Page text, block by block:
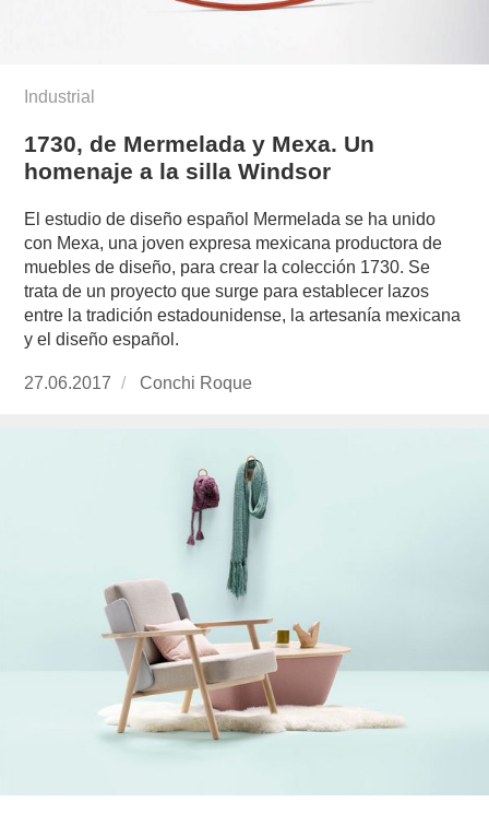
Industrial
1730, de Mermelada y Mexa. Un
homenaje a la silla Windsor
El estudio de diseño español Mermelada se ha unido
con Mexa, una joven expresa mexicana productora de
muebles de diseño, para crear la colección 1730. Se
trata de un proyecto que surge para establecer lazos
entre la tradición estadounidense, la artesanía mexicana
y el diseño español.
Publicado
27.06.2017
https://www.experimenta.es/author/conchi-
Conchi Roque